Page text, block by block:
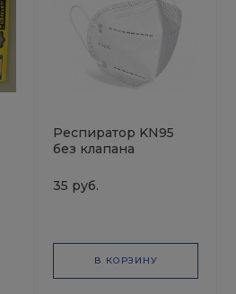
Респиратор KN95
без клапана
35 руб.
В КОРЗИНУ